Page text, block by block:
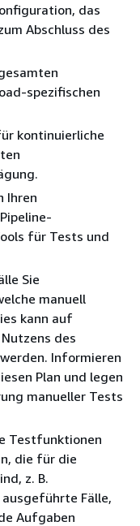
das
Abschluss des
spezifischen
kontinuierliche
Ihren
für Tests und
Sie
manuell
kann auf
des
Informieren
Plan und legen
manueller Tests
Testfunktionen
die für die
z. B.
Fälle,
Aufgaben